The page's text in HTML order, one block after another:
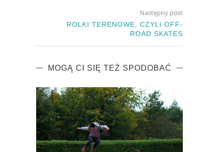
Następny post
ROLKI TERENOWE, CZYLI OFF-
ROAD SKATES
MOGĄ CI SIĘ TEŻ SPODOBAĆ